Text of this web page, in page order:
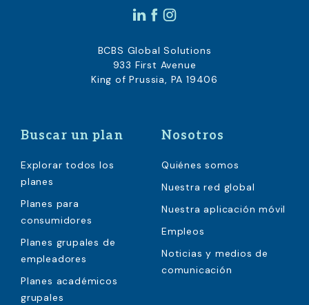
Buscar un plan
Explorar todos los
planes
Planes para
consumidores
Planes grupales de
empleadores
Planes académicos
grupales
Nosotros
Quiénes somos
Nuestra red global
Nuestra aplicación móvil
Empleos
Noticias y medios de
comunicación
BCBS Global Solutions
933 First Avenue
King of Prussia, PA 19406